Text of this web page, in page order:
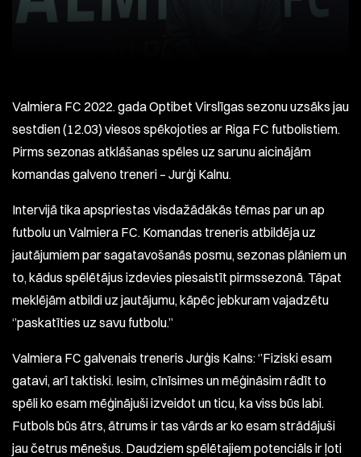
Valmiera FC 2022. gada Optibet Virslīgas sezonu uzsāks jau
sestdien (12.03) viesos spēkojoties ar Riga FC futbolistiem.
Pirms sezonas atklāšanas spēles uz sarunu aicinājām
komandas galveno treneri – Jurģi Kalnu.
Intervijā tika apspriestas visdažādākās tēmas par un ap
futbolu un Valmiera FC. Komandas treneris atbildēja uz
jautājumiem par sagatavošanās posmu, sezonas plāniem un
to, kādus spēlētājus izdevies piesaistīt pirmssezonā. Tāpat
meklējām atbildi uz jautājumu, kāpēc jebkuram vajadzētu
‘’paskatīties uz savu futbolu.’’
Valmiera FC galvenais treneris Jurģis Kalns: ‘’Fiziski esam
gatavi, arī taktiski. Iesim, cīnīsimes un mēģināsim rādīt to
spēli ko esam mēģinājuši izveidot un ticu, ka viss būs labi.
Futbols būs ātrs, ātrums ir tas vārds ar ko esam strādājuši
jau četrus mēnešus. Daudziem spēlētajiem potenciāls ir ļoti